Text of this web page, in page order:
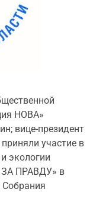
НОВА»
вице-президент
участие в
экологии
ПРАВДУ» в
Собрания